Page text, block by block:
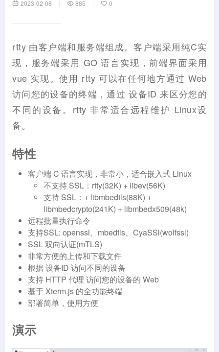
2023-02-08 885 0
rtty 由客户端和服务端组成。客户端采用纯C实
现，服务端采用 GO 语言实现，前端界面采用
vue 实现。使用 rtty 可以在任何地方通过 Web
访问您的设备的终端，通过 设备ID 来区分您的
不同的设备。rtty 非常适合远程维护 Linux设
备。
特性
客户端 C 语言实现，非常小，适合嵌入式 Linux
不支持 SSL：rtty(32K) + libev(56K)
支持 SSL：+ libmbedtls(88K) +
libmbedcrypto(241K) + libmbedx509(48k)
远程批量执行命令
支持SSL: openssl、mbedtls、CyaSSl(wolfssl)
SSL 双向认证(mTLS)
非常方便的上传和下载文件
根据 设备ID 访问不同的设备
支持 HTTP 代理 访问您的设备的 Web
基于 Xterm.js 的全功能终端
部署简单，使用方便
演示